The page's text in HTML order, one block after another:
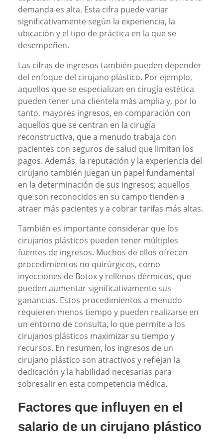
demanda es alta. Esta cifra puede variar
significativamente según la experiencia, la
ubicación y el tipo de práctica en la que se
desempeñen.
Las cifras de ingresos también pueden depender
del enfoque del cirujano plástico. Por ejemplo,
aquellos que se especializan en cirugía estética
pueden tener una clientela más amplia y, por lo
tanto, mayores ingresos, en comparación con
aquellos que se centran en la cirugía
reconstructiva, que a menudo trabaja con
pacientes con seguros de salud que limitan los
pagos. Además, la reputación y la experiencia del
cirujano también juegan un papel fundamental
en la determinación de sus ingresos; aquellos
que son reconocidos en su campo tienden a
atraer más pacientes y a cobrar tarifas más altas.
También es importante considerar que los
cirujanos plásticos pueden tener múltiples
fuentes de ingresos. Muchos de ellos ofrecen
procedimientos no quirúrgicos, como
inyecciones de Botox y rellenos dérmicos, que
pueden aumentar significativamente sus
ganancias. Estos procedimientos a menudo
requieren menos tiempo y pueden realizarse en
un entorno de consulta, lo que permite a los
cirujanos plásticos maximizar su tiempo y
recursos. En resumen, los ingresos de un
cirujano plástico son atractivos y reflejan la
dedicación y la habilidad necesarias para
sobresalir en esta competencia médica.
Factores que influyen en el
salario de un cirujano plástico